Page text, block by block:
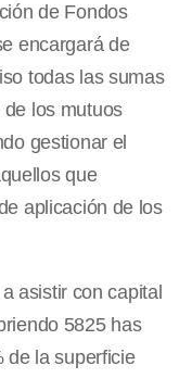
de Fondos
encargará de
todas las sumas
los mutuos
gestionar el
que
aplicación de los
asistir con capital
5825 has
de la superficie